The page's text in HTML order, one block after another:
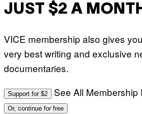
JUST $2 A
VICE membership also gives
very best writing and exclusive
documentaries.
Support for $2 See All Membership
Or, continue for free